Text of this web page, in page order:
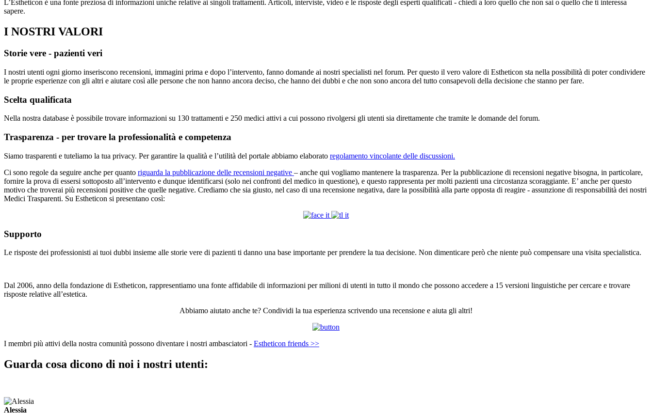
L’Estheticon è una fonte preziosa di informazioni uniche relative ai singoli trattamenti. Articoli, interviste, video e le risposte degli esperti qualificati - chiedi a loro quello che non sai o quello che ti interessa
sapere.
I NOSTRI VALORI
Storie vere - pazienti veri
I nostri utenti ogni giorno inseriscono recensioni, immagini prima e dopo l’intervento, fanno domande ai nostri specialisti nel forum. Per questo il vero valore di Estheticon sta nella possibilità di poter condividere
le proprie esperienze con gli altri e aiutare così alle persone che non hanno ancora deciso, che hanno dei dubbi e che non sono ancora del tutto consapevoli della decisione che stanno per fare.
Scelta qualificata
Nella nostra database è possibile trovare informazioni su 130 trattamenti e 250 medici attivi a cui possono rivolgersi gli utenti sia direttamente che tramite le domande del forum.
Trasparenza - per trovare la professionalità e competenza
Siamo trasparenti e tuteliamo la tua privacy. Per garantire la qualità e l’utilità del portale abbiamo elaborato regolamento vincolante delle discussioni.
Ci sono regole da seguire anche per quanto riguarda la pubblicazione delle recensioni negative – anche qui vogliamo mantenere la trasparenza. Per la pubblicazione di recensioni negative bisogna, in particolare,
fornire la prova di essersi sottoposto all’intervento e dunque identificarsi (solo nei confronti del medico in questione), e questo rappresenta per molti pazienti una circostanza scoraggiante. E’ anche per questo
motivo che troverai più recensioni positive che quelle negative. Crediamo che sia giusto, nel caso di una recensione negativa, dare la possibilità alla parte opposta di reagire - assunzione di responsabilità dei nostri
Medici Trasparenti. Su Estheticon si presentano così:
Supporto
Le risposte dei professionisti ai tuoi dubbi insieme alle storie vere di pazienti ti danno una base importante per prendere la tua decisione. Non dimenticare però che niente può compensare una visita specialistica.
Dal 2006, anno della fondazione di Estheticon, rappresentiamo una fonte affidabile di informazioni per milioni di utenti in tutto il mondo che possono accedere a 15 versioni linguistiche per cercare e trovare
risposte relative all’estetica.
Abbiamo aiutato anche te? Condividi la tua esperienza scrivendo una recensione e aiuta gli altri!
I membri più attivi della nostra comunità possono diventare i nostri ambasciatori - Estheticon friends >>
Guarda cosa dicono di noi i nostri utenti:
Alessia